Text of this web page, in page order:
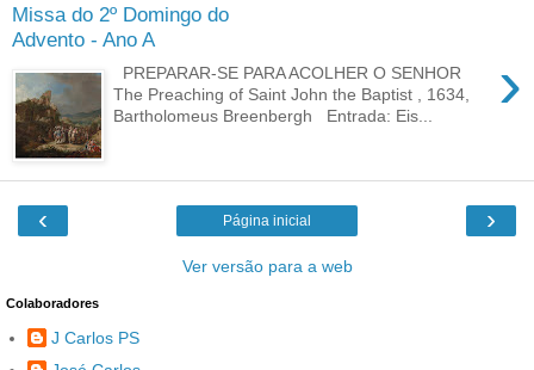
Missa do 2º Domingo do
Advento - Ano A
›
PREPARAR-SE PARA ACOLHER O SENHOR
The Preaching of Saint John the Baptist , 1634,
Bartholomeus Breenbergh Entrada: Eis...
‹ ›
Página inicial
Ver versão para a web
Colaboradores
J Carlos PS